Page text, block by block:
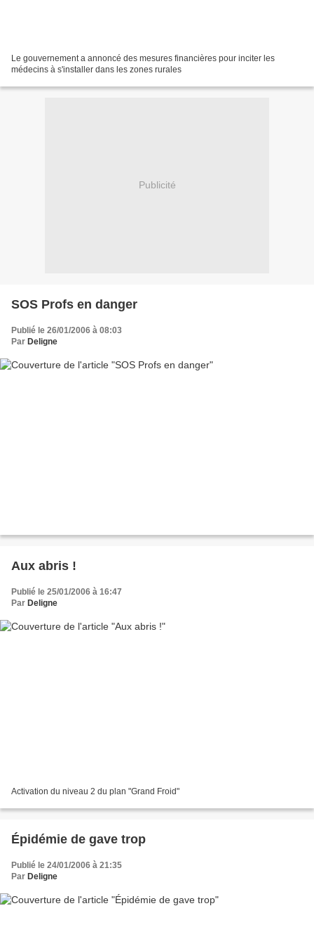
Le gouvernement a annoncé des mesures financières pour inciter les
médecins à s'installer dans les zones rurales
Publicité
SOS Profs en danger
Publié le 26/01/2006 à 08:03
Par Deligne
Aux abris !
Publié le 25/01/2006 à 16:47
Par Deligne
Activation du niveau 2 du plan "Grand Froid"
Épidémie de gave trop
Publié le 24/01/2006 à 21:35
Par Deligne